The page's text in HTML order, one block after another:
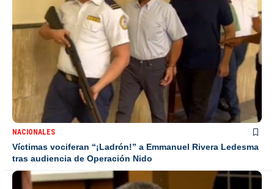
NACIONALES
Víctimas vociferan “¡Ladrón!” a Emmanuel Rivera Ledesma
tras audiencia de Operación Nido